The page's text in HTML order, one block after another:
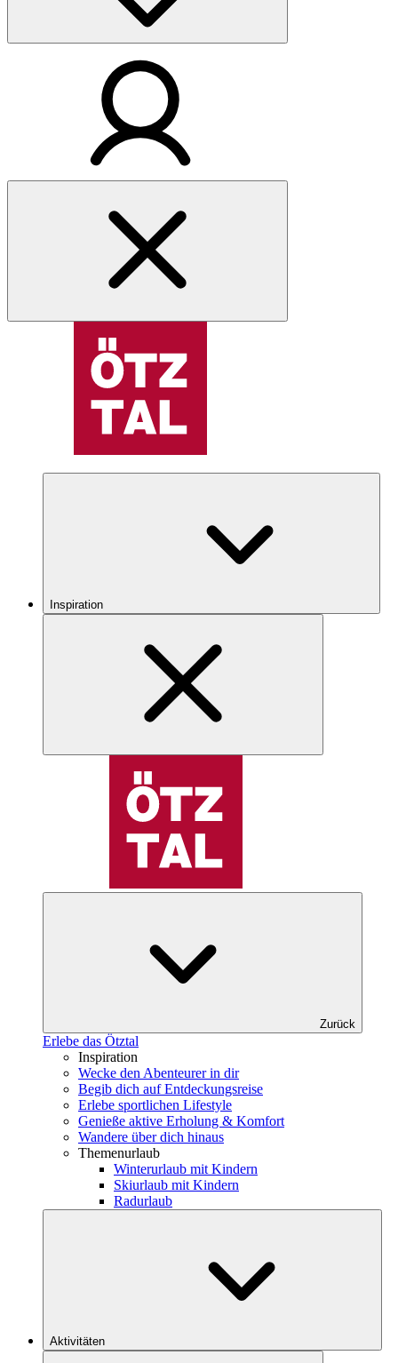
Inspiration
Zurück
Erlebe das Ötztal
Inspiration
Wecke den Abenteurer in dir
Begib dich auf Entdeckungsreise
Erlebe sportlichen Lifestyle
Genieße aktive Erholung & Komfort
Wandere über dich hinaus
Themenurlaub
Winterurlaub mit Kindern
Skiurlaub mit Kindern
Radurlaub
Aktivitäten